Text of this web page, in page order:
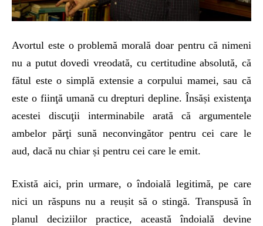
Avortul este o problemă morală doar pentru că nimeni
nu a putut dovedi vreodată, cu certitudine absolută, că
fătul este o simplă extensie a corpului mamei, sau că
este o fiinţă umană cu drepturi depline. Însăși existenţa
acestei discuţii interminabile arată că argumentele
ambelor părţi sună neconvingător pentru cei care le
aud, dacă nu chiar și pentru cei care le emit.
Există aici, prin urmare, o îndoială legitimă, pe care
nici un răspuns nu a reușit să o stingă. Transpusă în
planul deciziilor practice, această îndoială devine